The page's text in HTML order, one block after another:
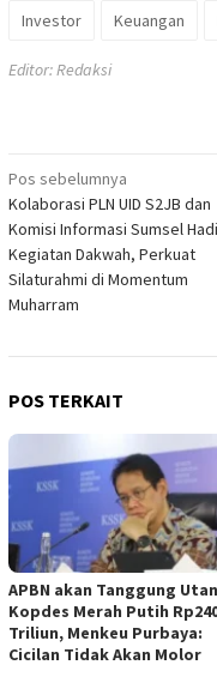
Investor
Keuangan
Editor: Redaksi
Navigasi
pos
Pos sebelumnya
Kolaborasi PLN UID S2JB dan
Komisi Informasi Sumsel
Kegiatan Dakwah, Perkuat
Silaturahmi di Momentum
Muharram
POS TERKAIT
APBN akan Tanggung
Kopdes Merah Putih
Triliun, Menkeu Purbaya:
Cicilan Tidak Akan Molor